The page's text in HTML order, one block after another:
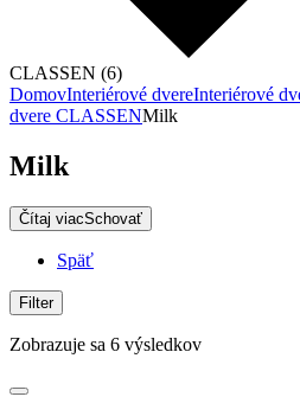
CLASSEN (6)
DomovInteriérové dvereInteriérové
dvere CLASSENMilk
Milk
Čítaj viacSchovať
Späť
Filter
Zobrazuje sa 6 výsledkov